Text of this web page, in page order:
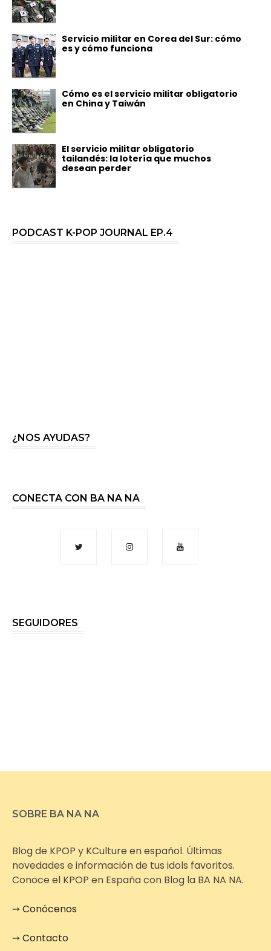
Servicio militar en Corea del Sur: cómo
es y cómo funciona
Cómo es el servicio militar obligatorio
en China y Taiwán
El servicio militar obligatorio
tailandés: la lotería que muchos
desean perder
PODCAST K-POP JOURNAL EP.4
¿NOS AYUDAS?
CONECTA CON BA NA NA
SEGUIDORES
SOBRE BA NA NA
Blog de KPOP y KCulture en español. Últimas
novedades e información de tus idols favoritos.
Conoce el KPOP en España con Blog la BA NA NA.
➙Conócenos
➙Contacto